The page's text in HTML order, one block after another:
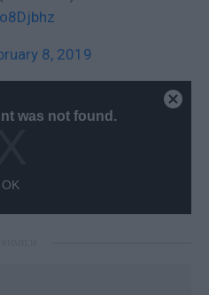
8, 2019